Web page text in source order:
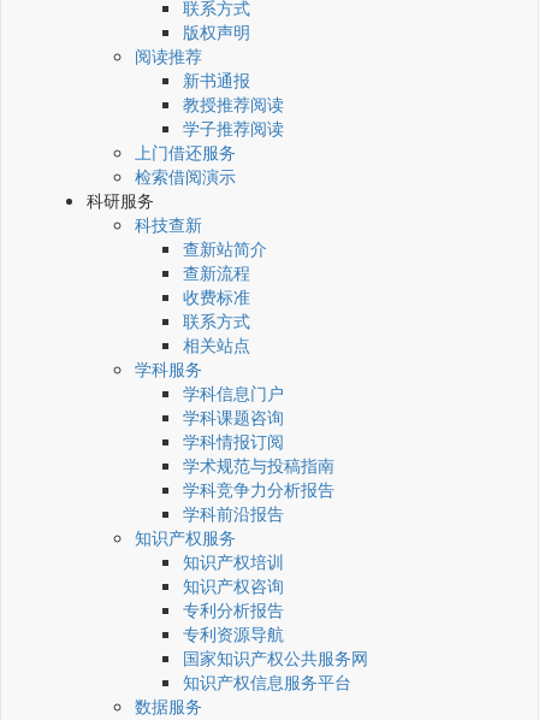
联系方式
版权声明
阅读推荐
新书通报
教授推荐阅读
学子推荐阅读
上门借还服务
检索借阅演示
科研服务
科技查新
查新站简介
查新流程
收费标准
联系方式
相关站点
学科服务
学科信息门户
学科课题咨询
学科情报订阅
学术规范与投稿指南
学科竞争力分析报告
学科前沿报告
知识产权服务
知识产权培训
知识产权咨询
专利分析报告
专利资源导航
国家知识产权公共服务网
知识产权信息服务平台
数据服务